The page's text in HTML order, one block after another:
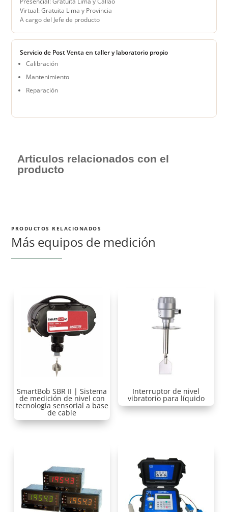
Virtual: Gratuita Lima y Provincia
A cargo del Jefe de producto
Servicio de Post Venta en taller y laboratorio propio
Calibración
Mantenimiento
Reparación
Articulos relacionados con el
producto
PRODUCTOS RELACIONADOS
Más equipos de medición
SmartBob SBR II | Sistema
de medición de nivel con
tecnología sensorial a base
de cable
Interruptor de nivel
vibratorio para líquido